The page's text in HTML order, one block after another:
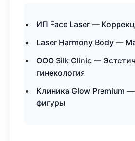
ИП Face Laser —
Laser Harmony Body —
ООО Silk Clinic —
гинекология
Клиника Glow Premium
фигуры